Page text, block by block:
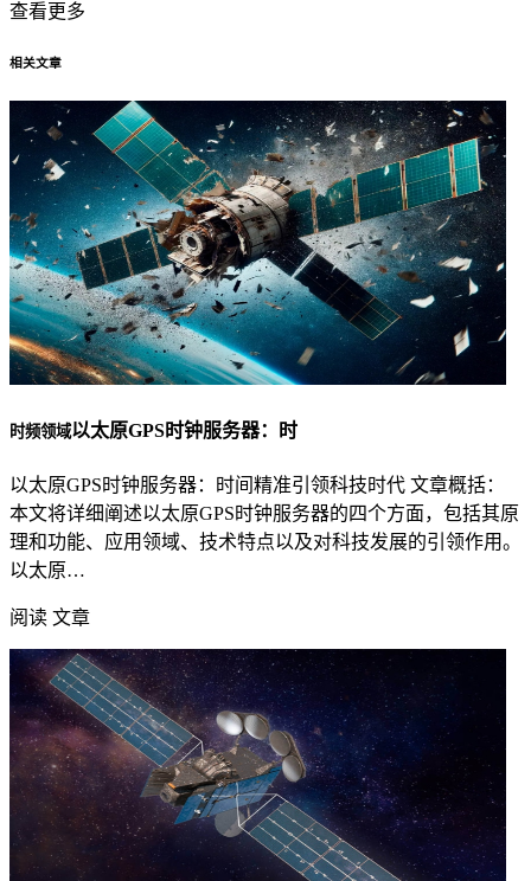
查看更多
相关文章
时频领域以太原GPS时钟服务器：时
以太原GPS时钟服务器：时间精准引领科技时代 文章概括：
本文将详细阐述以太原GPS时钟服务器的四个方面，包括其原
理和功能、应用领域、技术特点以及对科技发展的引领作用。
以太原…
阅读 文章